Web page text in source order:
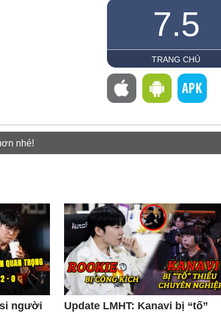
7.5
TRANG CHỦ
nhé!
người
Update LMHT: Kanavi bị “tố”